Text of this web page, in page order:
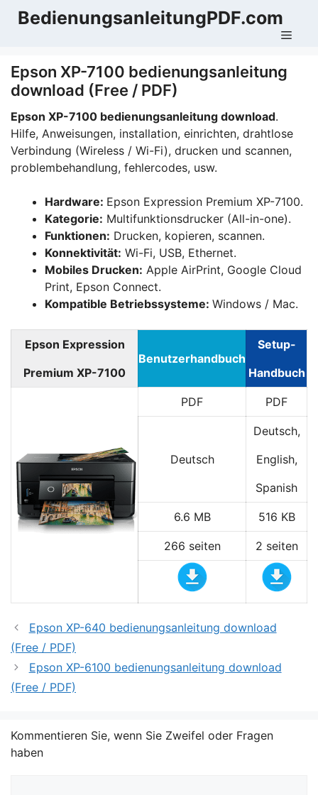
Zum
InhaltBedienungsanleitungPDF.com
Epson XP-7100 bedienungsanleitung
download (Free / PDF)
Epson XP-7100 bedienungsanleitung download.
Hilfe, Anweisungen, installation, einrichten, drahtlose
Verbindung (Wireless / Wi-Fi), drucken und scannen,
problembehandlung, fehlercodes, usw.
Hardware: Epson Expression Premium XP-7100.
Kategorie: Multifunktionsdrucker (All-in-one).
Funktionen: Drucken, kopieren, scannen.
Konnektivität: Wi-Fi, USB, Ethernet.
Mobiles Drucken: Apple AirPrint, Google Cloud
Print, Epson Connect.
Kompatible Betriebssysteme: Windows / Mac.
Epson Expression
Premium XP-7100
Benutzerhandbuch
Setup-
Handbuch
PDF PDF
Deutsch
Deutsch,
English,
Spanish
6.6 MB 516 KB
266 seiten 2 seiten
Epson XP-640 bedienungsanleitung download
(Free / PDF)
Epson XP-6100 bedienungsanleitung download
(Free / PDF)
Kommentieren Sie, wenn Sie Zweifel oder Fragen
haben